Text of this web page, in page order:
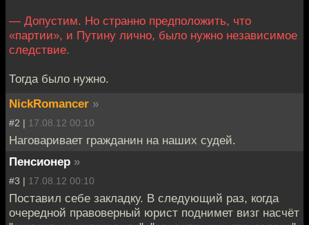
— Допустим. Но странно предположить, что
«партии», и Путину лично, было нужно независимое
следствие.
Тогда было нужно.
NickRomancer »
#2 | 17.08.12 00:10
Наговаривает гражданин на наших судей.
Пенсионер »
#3 | 17.08.12 00:10
Поставил себе закладку. В следующий раз, когда
очередной правоверный юрист поднимет визг насчёт